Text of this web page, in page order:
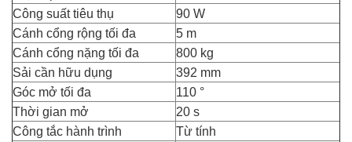
Công suất tiêu thụ
90 W
Cánh cổng rộng tối đa
5 m
Cánh cổng nặng tối đa
800 kg
Sải cần hữu dụng
392 mm
Góc mở tối đa
110 °
Thời gian mở
20 s
Công tắc hành trình
Từ tính